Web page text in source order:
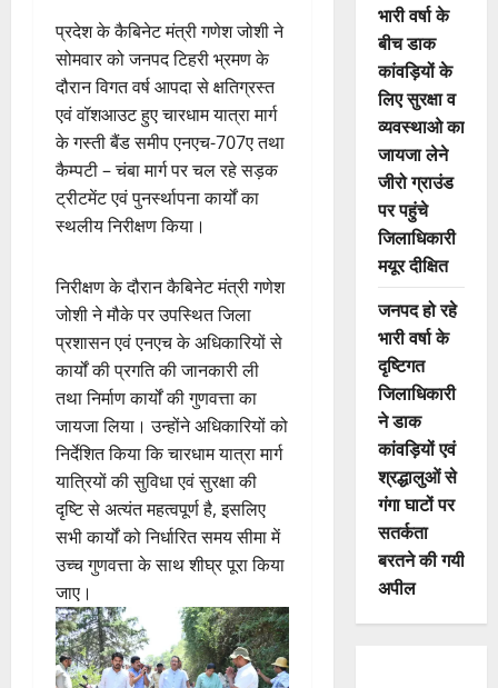
प्रदेश के कैबिनेट मंत्री गणेश जोशी ने
सोमवार को जनपद टिहरी भ्रमण के
दौरान विगत वर्ष आपदा से क्षतिग्रस्त
एवं वॉशआउट हुए चारधाम यात्रा मार्ग
के गस्ती बैंड समीप एनएच-707ए तथा
कैम्पटी – चंबा मार्ग पर चल रहे सड़क
ट्रीटमेंट एवं पुनर्स्थापना कार्यों का
स्थलीय निरीक्षण किया।
निरीक्षण के दौरान कैबिनेट मंत्री गणेश
जोशी ने मौके पर उपस्थित जिला
प्रशासन एवं एनएच के अधिकारियों से
कार्यों की प्रगति की जानकारी ली
तथा निर्माण कार्यों की गुणवत्ता का
जायजा लिया। उन्होंने अधिकारियों को
निर्देशित किया कि चारधाम यात्रा मार्ग
यात्रियों की सुविधा एवं सुरक्षा की
दृष्टि से अत्यंत महत्वपूर्ण है, इसलिए
सभी कार्यों को निर्धारित समय सीमा में
उच्च गुणवत्ता के साथ शीघ्र पूरा किया
जाए।
भारी वर्षा के
बीच डाक
कांवड़ियों के
लिए सुरक्षा व
व्यवस्थाओ का
जायजा लेने
जीरो ग्राउंड
पर पहुंचे
जिलाधिकारी
मयूर दीक्षित
जनपद हो रहे
भारी वर्षा के
दृष्टिगत
जिलाधिकारी
ने डाक
कांवड़ियों एवं
श्रद्धालुओं से
गंगा घाटों पर
सतर्कता
बरतने की गयी
अपील